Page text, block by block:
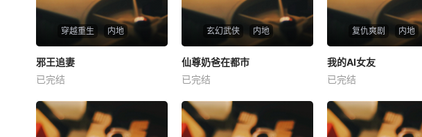
穿越重生 内地
邪王追妻
未知
邪王追妻
已完结
玄幻武侠 内地
仙尊奶爸在都市
未知
仙尊奶爸在都市
已完结
复仇爽剧 内地
我的AI女友
未知
我的AI女友
已完结